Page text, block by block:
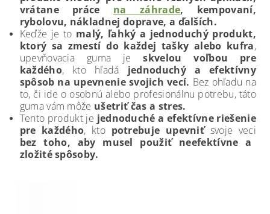
vrátane práce na záhrade, kempovaní,
rybolovu, nákladnej doprave, a ďalších.
Keďže je to malý, ľahký a jednoduchý produkt,
ktorý sa zmestí do každej tašky alebo kufra,
upevňovacia guma je skvelou voľbou pre
každého, kto hľadá jednoduchý a efektívny
spôsob na upevnenie svojich vecí. Bez ohľadu na
to, či ide o osobnú alebo profesionálnu potrebu, táto
guma vám môže ušetriť čas a stres.
Tento produkt je jednoduché a efektívne riešenie
pre každého, kto potrebuje upevniťsvoje veci
bez toho, aby musel použiť neefektívne a
zložité spôsoby.